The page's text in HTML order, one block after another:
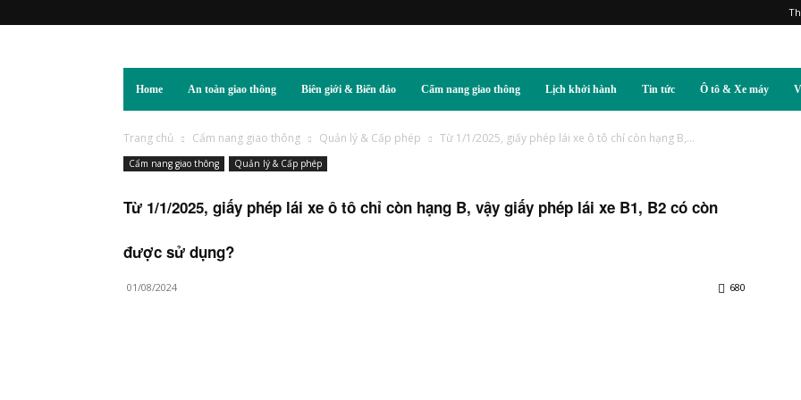
Home An toàn giao thông Biên giới & Biển đảo Cẩm nang giao thông Lịch khởi hành Tin tức Ô tô & Xe máy
Trang chủ Cẩm nang giao thông Quản lý & Cấp phép Từ 1/1/2025, giấy phép lái xe ô tô chỉ còn hạng B,...
Cẩm nang giao thông Quản lý & Cấp phép
Từ 1/1/2025, giấy phép lái xe ô tô chỉ còn hạng B, vậy giấy phép lái xe B1, B2 có còn
được sử dụng?
01/08/2024 680